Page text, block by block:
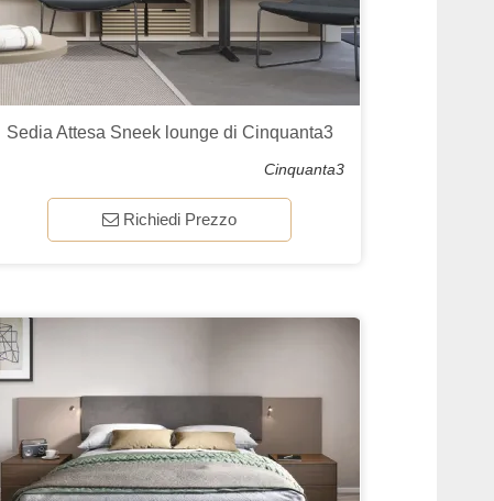
Sedia Attesa Sneek lounge di Cinquanta3
Cinquanta3
Richiedi Prezzo